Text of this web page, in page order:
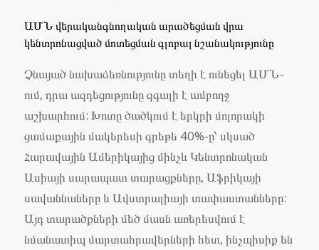
ԱՄՆ վերականգնողական արածեցման վրա
կենտրոնացված մոտեցման գլոբալ նշանակությունը
Չնայած նախաձեռնությունը տեղի է ունեցել ԱՄՆ-
ում, դրա ազդեցությունը զգալի է ամբողջ
աշխարհում: Խոտը ծածկում է երկրի մոլորակի
ցամաքային մակերեսի գրեթե 40%-ը՝ սկսած
Հարավային Ամերիկայից մինչև Կենտրոնական
Ասիայի սարապատ տարացքները, Աֆրիկայի
սավաննաները և Ավստրալիայի տափաստանները:
Այդ տարածքների մեծ մասն առերեսվում է
նմանատիպ մարտահրավերների հետ, ինչպիսիք են